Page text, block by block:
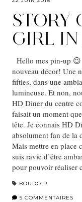
STORY
GIRL
Hello mes pin-up
nouveau décor! Une
fifties, dans une
lumineuse. Et non,
HD Diner du centre
faisait un moment
tête. Je connais HD
absolument fan de la
Mais mettre en place
suis ravie d’être
pour pouvoir réaliser
BOUDOIR
5 COMMENTAIRES